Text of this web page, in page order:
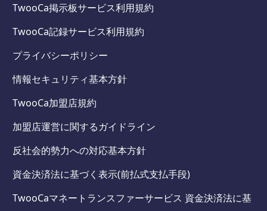
TwooCa掲示板サービス利用規約
TwooCa記録サービス利用規約
プライバシーポリシー
情報セキュリティ基本方針
TwooCa加盟店規約
加盟店運営に関するガイドライン
反社会的勢力への対応基本方針
資金決済法に基づく表示(前払式支払手段)
TwooCaマネートランスファーサービス 資金決済法に基